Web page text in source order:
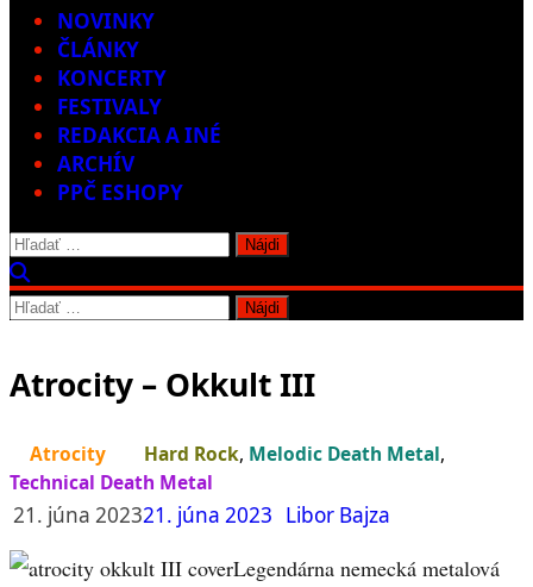
NOVINKY
ČLÁNKY
KONCERTY
FESTIVALY
REDAKCIA A INÉ
ARCHÍV
PPČ ESHOPY
Hľadať:
Hľadať:
Atrocity – Okkult III
Atrocity Hard Rock, Melodic Death Metal,
Technical Death Metal
21. júna 202321. júna 2023 Libor Bajza
Legendárna nemecká metalová